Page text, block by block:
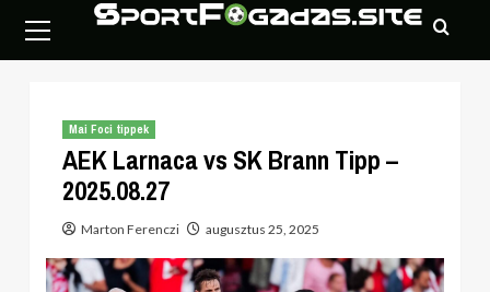
content
Menu
Mai Foci tippek
AEK Larnaca vs SK Brann Tipp –
2025.08.27
Marton Ferenczi augusztus 25, 2025